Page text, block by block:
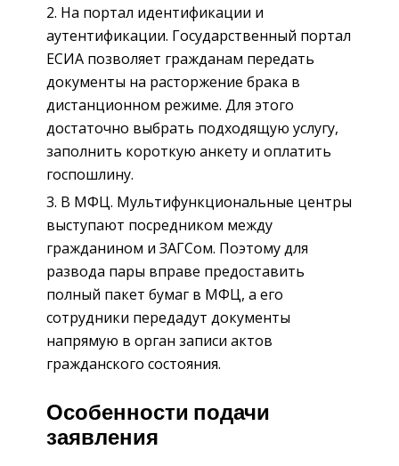
На портал идентификации и
аутентификации. Государственный портал
ЕСИА позволяет гражданам передать
документы на расторжение брака в
дистанционном режиме. Для этого
достаточно выбрать подходящую услугу,
заполнить короткую анкету и оплатить
госпошлину.
В МФЦ. Мультифункциональные центры
выступают посредником между
гражданином и ЗАГСом. Поэтому для
развода пары вправе предоставить
полный пакет бумаг в МФЦ, а его
сотрудники передадут документы
напрямую в орган записи актов
гражданского состояния.
Особенности подачи
заявления